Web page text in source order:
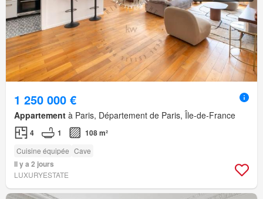
1 250 000 €
Appartement à Paris, Département de Paris, Île-de-France
4 1 108 m²
Cuisine équipée Cave
Il y a 2 jours
LUXURYESTATE